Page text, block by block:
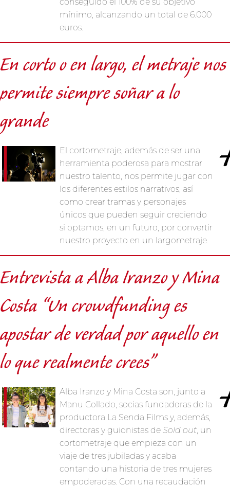
mínimo, alcanzando un total de 6.000
euros.
En corto o en largo, el metraje nos
permite siempre soñar a lo
grande
El cortometraje, además de ser una
herramienta poderosa para mostrar
nuestro talento, nos permite jugar con
los diferentes estilos narrativos, así
como crear tramas y personajes
únicos que pueden seguir creciendo
si optamos, en un futuro, por convertir
nuestro proyecto en un largometraje.
Entrevista a Alba Iranzo y Mina
Costa “Un crowdfunding es
apostar de verdad por aquello en
lo que realmente crees”
Alba Iranzo y Mina Costa son, junto a
Manu Collado, socias fundadoras de la
productora La Senda Films y, además,
directoras y guionistas deSold out , un
cortometraje que empieza con un
viaje de tres jubiladas y acaba
contando una historia de tres mujeres
empoderadas. Con una recaudación